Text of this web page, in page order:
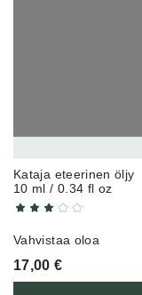
Kataja eteerinen öljy
10 ml / 0.34 fl oz
Vahvistaa oloa
17,00€